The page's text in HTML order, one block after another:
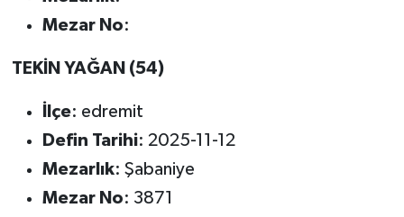
Mezar No:
TEKİN YAĞAN (54)
İlçe: edremit
Defin Tarihi: 2025-11-12
Mezarlık: Şabaniye
Mezar No: 3871